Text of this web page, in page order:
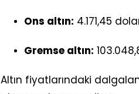
Ons altın: 4.171,45
Gremse altın:
Altın fiyatlarındaki